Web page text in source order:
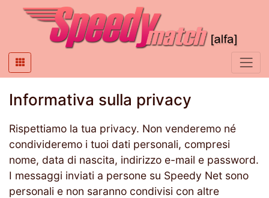
Informativa sulla privacy
Rispettiamo la tua privacy. Non venderemo né
condivideremo i tuoi dati personali, compresi
nome, data di nascita, indirizzo e-mail e password.
I messaggi inviati a persone su Speedy Net sono
personali e non saranno condivisi con altre